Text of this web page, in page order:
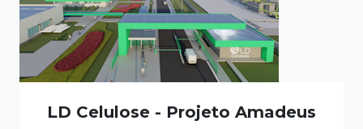
LD Celulose - Projeto Amadeus